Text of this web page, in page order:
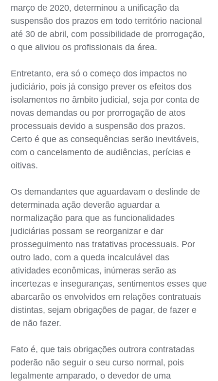
março de 2020, determinou a unificação da
suspensão dos prazos em todo território nacional
até 30 de abril, com possibilidade de prorrogação,
o que aliviou os profissionais da área.
Entretanto, era só o começo dos impactos no
judiciário, pois já consigo prever os efeitos dos
isolamentos no âmbito judicial, seja por conta de
novas demandas ou por prorrogação de atos
processuais devido a suspensão dos prazos.
Certo é que as consequências serão inevitáveis,
com o cancelamento de audiências, perícias e
oitivas.
Os demandantes que aguardavam o deslinde de
determinada ação deverão aguardar a
normalização para que as funcionalidades
judiciárias possam se reorganizar e dar
prosseguimento nas tratativas processuais. Por
outro lado, com a queda incalculável das
atividades econômicas, inúmeras serão as
incertezas e inseguranças, sentimentos esses que
abarcarão os envolvidos em relações contratuais
distintas, sejam obrigações de pagar, de fazer e
de não fazer.
Fato é, que tais obrigações outrora contratadas
poderão não seguir o seu curso normal, pois
legalmente amparado, o devedor de uma